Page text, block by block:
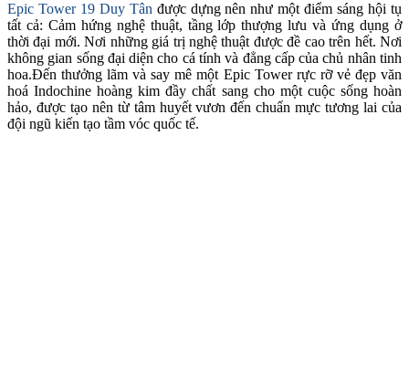
Epic Tower 19 Duy Tân được dựng nên như một điểm sáng hội tụ
tất cả: Cảm hứng nghệ thuật, tầng lớp thượng lưu và ứng dụng ở
thời đại mới. Nơi những giá trị nghệ thuật được đề cao trên hết. Nơi
không gian sống đại diện cho cá tính và đẳng cấp của chủ nhân tinh
hoa.Đến thưởng lãm và say mê một Epic Tower rực rỡ vẻ đẹp văn
hoá Indochine hoàng kim đầy chất sang cho một cuộc sống hoàn
hảo, được tạo nên từ tâm huyết vươn đến chuẩn mực tương lai của
đội ngũ kiến tạo tầm vóc quốc tế.